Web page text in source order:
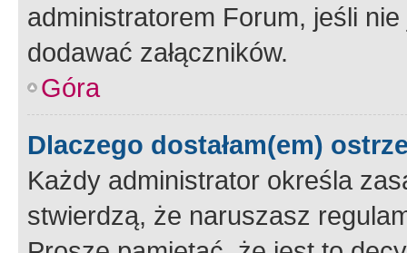
administratorem Forum, jeśli
dodawać załączników.
Góra
Dlaczego dostałam(em)
Każdy administrator określa
stwierdzą, że naruszasz